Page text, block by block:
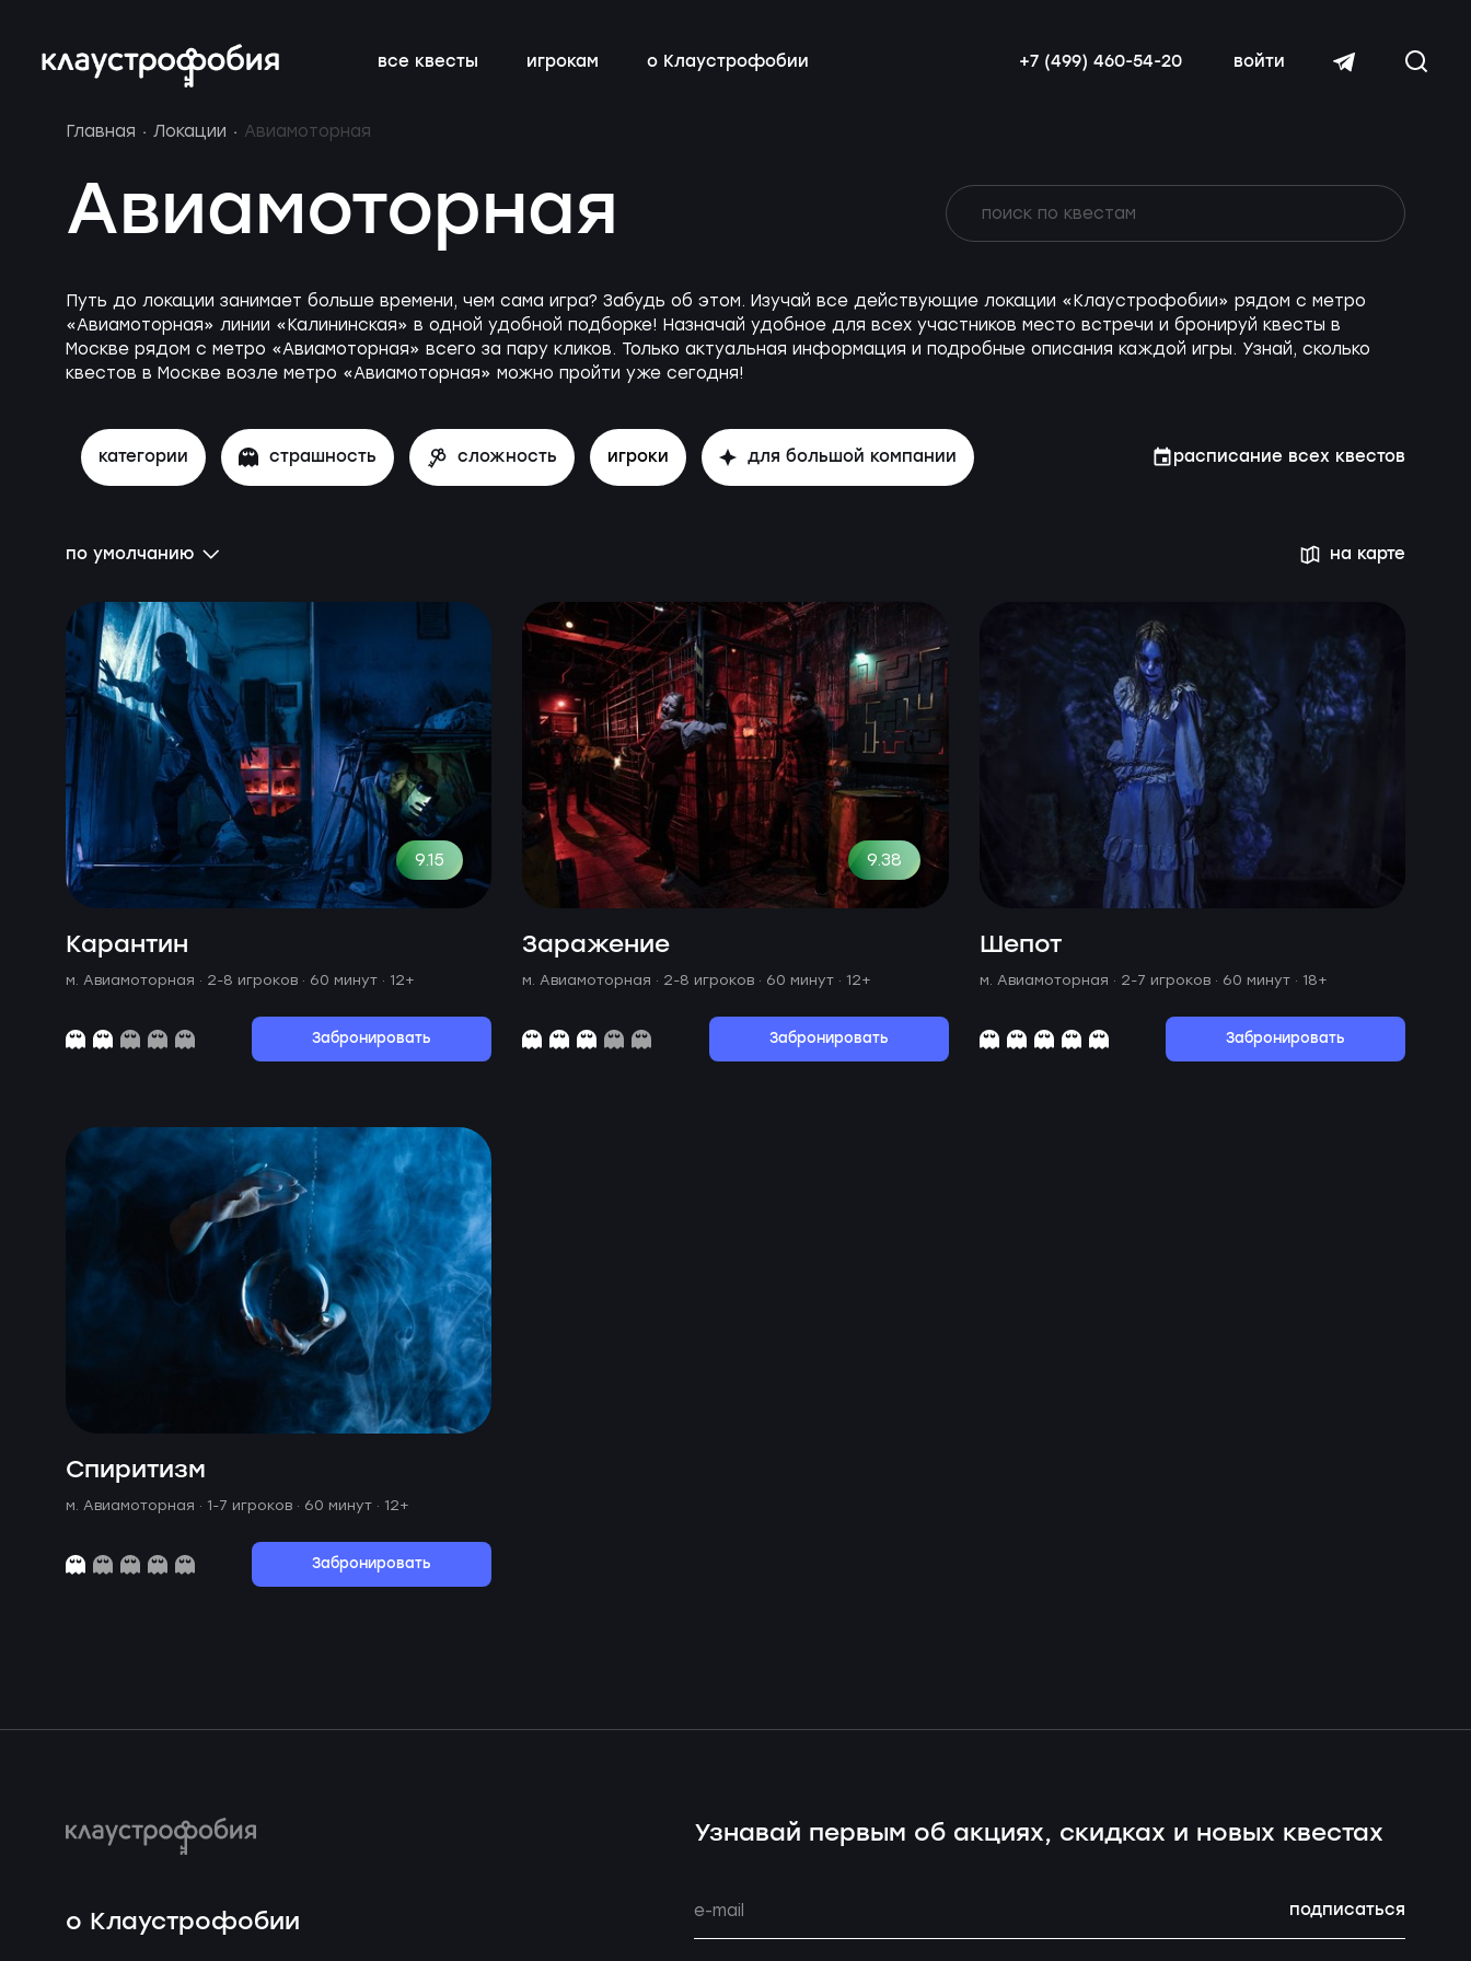
все квесты
веселые аттракционы
детям новые
игрокам
магазин новичкам о квестах
сертификаты
о Клаустрофобии
блог вакансии
читать далее
+7 (499) 460-54-20 войти
Главная Локации Авиамоторная
Авиамоторная
Путь до локации занимает больше времени, чем сама игра? Забудь об этом. Изучай все действующие локации «Клаустрофобии» рядом с метро
«Авиамоторная» линии «Калининская» в одной удобной подборке! Назначай удобное для всех участников место встречи и бронируй квесты в
Москве рядом с метро «Авиамоторная» всего за пару кликов. Только актуальная информация и подробные описания каждой игры. Узнай, сколько
квестов в Москве возле метро «Авиамоторная» можно пройти уже сегодня!
категории страшность сложность игроки для большой компании расписание всех квестов
по умолчанию на карте
9.15
Карантин
м. Авиамоторная · 2-8 игроков · 60 минут · 12+
Забронировать
9.38
Заражение
м. Авиамоторная · 2-8 игроков · 60 минут · 12+
Забронировать
Шепот
м. Авиамоторная · 2-7 игроков · 60 минут · 18+
Забронировать
Спиритизм
м. Авиамоторная · 1-7 игроков · 60 минут · 12+
Забронировать
о Клаустрофобии
Узнавай первым об акциях, скидках и новых квестах
подписаться